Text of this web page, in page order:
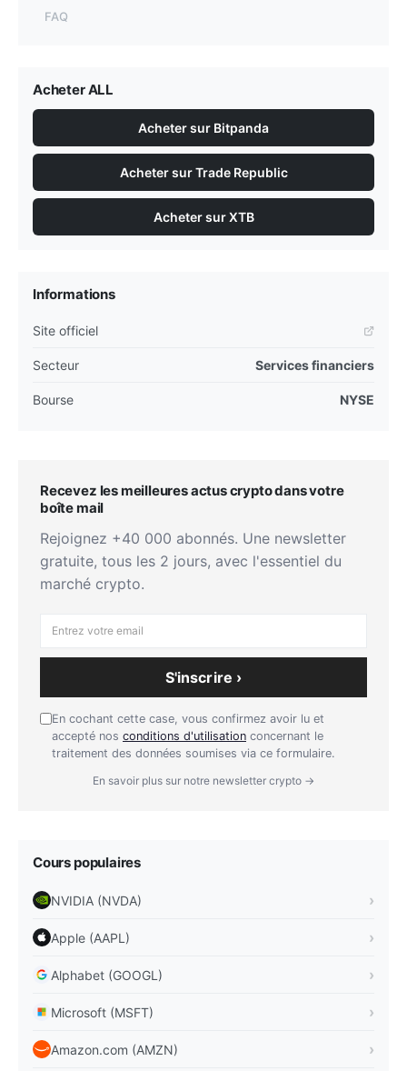
FAQ
Acheter ALL
Acheter sur Bitpanda
Acheter sur Trade Republic
Acheter sur XTB
Informations
Site officiel
Secteur Services financiers
Bourse NYSE
Recevez les meilleures actus crypto dans votre
boîte mail
Rejoignez +40 000 abonnés. Une newsletter
gratuite, tous les 2 jours, avec l'essentiel du
marché crypto.
S'inscrire ›
En cochant cette case, vous confirmez avoir lu et
accepté nos conditions d'utilisation concernant le
traitement des données soumises via ce formulaire.
En savoir plus sur notre newsletter crypto →
Cours populaires
NVIDIA (NVDA)
Apple (AAPL)
Alphabet (GOOGL)
Microsoft (MSFT)
Amazon.com (AMZN)